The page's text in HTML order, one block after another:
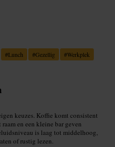
#Lunch #Gezellig #Werkplek
keuzes. Koffie komt consistent
en een kleine bar geven
is laag tot middelhoog,
of rustig lezen.